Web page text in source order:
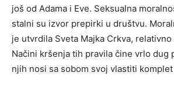
još od Adama i Eve. Seksualna
stalni su izvor prepirki u društvu.
je utvrdila Sveta Majka Crkva,
Načini kršenja tih pravila čine vrlo dug
njih nosi sa sobom svoj vlastiti